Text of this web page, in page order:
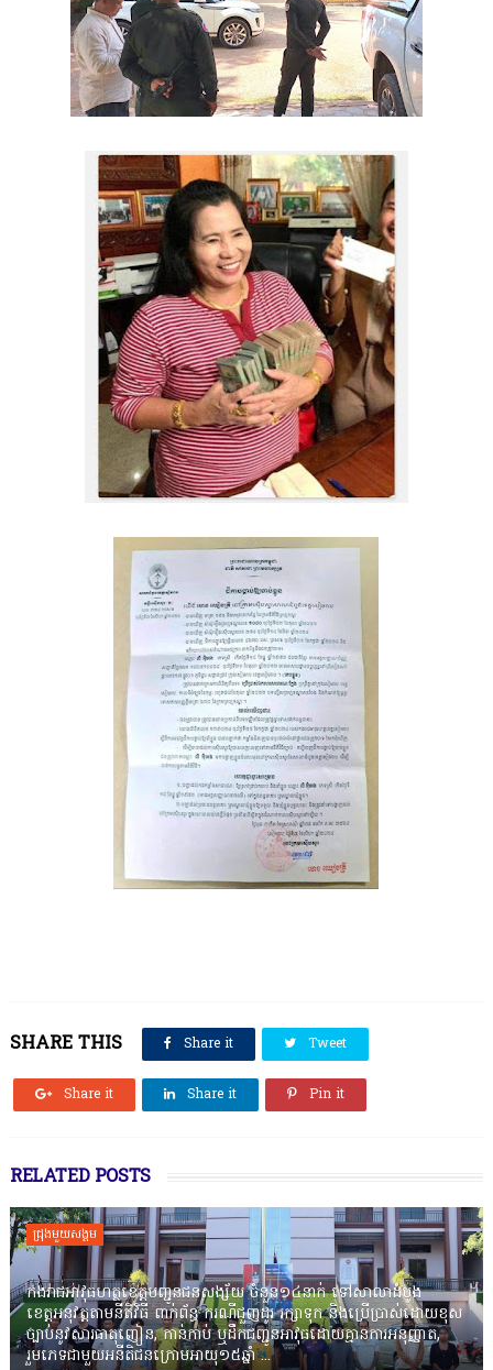
SHARE THIS Share it Tweet
Share it Share it Pin it
RELATED POSTS
ជ្រុងមួយសង្គម
កងរាជឣាវុធហត្ថខេត្តបញ្ជូនជនសង្ស័យ ចំនួន១៤នាក់ ទៅសាលាដំបូង
ខេត្តឣនុវត្តតាមនីតិវិធី ពាក់ព័ន្ធ ករណីជួញដូរ រក្សាទុក និងប្រើប្រាស់ដោយខុស
ច្បាប់នូវសារធាតុញៀន, កាន់កាប់ ឬដឹកជញ្ជូនអាវុធដោយគ្មានការអនុញ្ញាត,
រួមភេទជាមួយអនីតិជនក្រោមអាយុ១៥ឆ្នាំ ...